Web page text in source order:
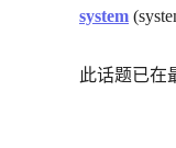
system
此话题已在